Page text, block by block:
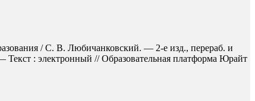
/ С. В. Любичанковский. — 2-е изд., перераб. и
: электронный // Образовательная платформа Юрайт